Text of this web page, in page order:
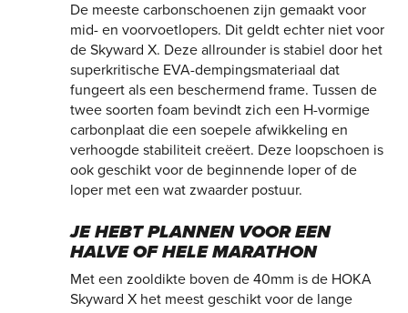
De meeste carbonschoenen zijn gemaakt voor
mid- en voorvoetlopers. Dit geldt echter niet voor
de Skyward X. Deze allrounder is stabiel door het
superkritische EVA-dempingsmateriaal dat
fungeert als een beschermend frame. Tussen de
twee soorten foam bevindt zich een H-vormige
carbonplaat die een soepele afwikkeling en
verhoogde stabiliteit creëert. Deze loopschoen is
ook geschikt voor de beginnende loper of de
loper met een wat zwaarder postuur.
JE HEBT PLANNEN VOOR EEN
HALVE OF HELE MARATHON
Met een zooldikte boven de 40mm is de HOKA
Skyward X het meest geschikt voor de lange